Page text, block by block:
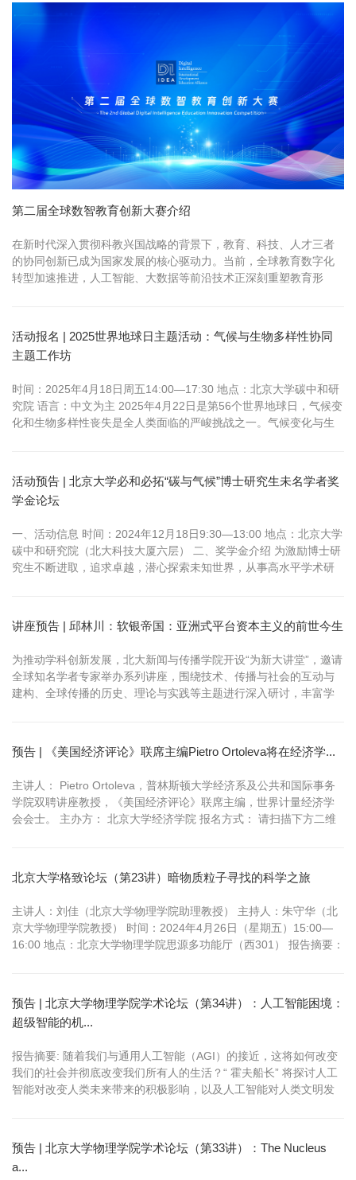
月31日，短视频评奖和展播 二、征集内容 作品内容应聚焦民间投融
资中介、养...
第二届全球数智教育创新大赛介绍
在新时代深入贯彻科教兴国战略的背景下，教育、科技、人才三者
的协同创新已成为国家发展的核心驱动力。当前，全球教育数字化
转型加速推进，人工智能、大数据等前沿技术正深刻重塑教育形
活动报名 | 2025世界地球日主题活动：气候与生物多样性协同
主题工作坊
时间：2025年4月18日周五14:00—17:30 地点：北京大学碳中和研
究院 语言：中文为主 2025年4月22日是第56个世界地球日，气候变
化和生物多样性丧失是全人类面临的严峻挑战之一。气候变化与生
中心 （FECO）联合北京大学碳中和研究院气候未来全球创新...
活动预告 | 北京大学必和必拓“碳与气候”博士研究生未名学者奖
学金论坛
一、活动信息 时间：2024年12月18日9:30—13:00 地点：北京大学
碳中和研究院（北大科技大厦六层） 二、奖学金介绍 为激励博士研
究生不断进取，追求卓越，潜心探索未知世界，从事高水平学术研
张海滨， 北京大学碳中和研究院副院长、北京大学国际关系...
讲座预告 | 邱林川：软银帝国：亚洲式平台资本主义的前世今生
为推动学科创新发展，北大新闻与传播学院开设“为新大讲堂”，邀请
全球知名学者专家举办系列讲座，围绕技术、传播与社会的互动与
建构、全球传播的历史、理论与实践等主题进行深入研讨，丰富学
媒体技术讲座教授，国际传播学会（ICA）会士，曾担任国际中华传
播学会（ICCA）前...
预告 | 《美国经济评论》联席主编Pietro Ortoleva将在经济学...
主讲人： Pietro Ortoleva，普林斯顿大学经济系及公共和国际事务
学院双聘讲座教授，《美国经济评论》联席主编，世界计量经济学
会会士。 主办方： 北京大学经济学院 报名方式： 请扫描下方二维
过度自信） 时间：...
北京大学格致论坛（第23讲）暗物质粒子寻找的科学之旅
主讲人：刘佳（北京大学物理学院助理教授） 主持人：朱守华（北
京大学物理学院教授） 时间：2024年4月26日（星期五）15:00—
16:00 地点：北京大学物理学院思源多功能厅（西301） 报告摘要：
的新粒子。解决暗物质之谜可能会伴随着新粒子和新相互作用的发...
预告 | 北京大学物理学院学术论坛（第34讲）：人工智能困境：
超级智能的机...
报告摘要: 随着我们与通用人工智能（AGI）的接近，这将如何改变
我们的社会并彻底改变我们所有人的生活？“ 霍夫船长” 将探讨人工
智能对改变人类未来带来的积极影响，以及人工智能对人类文明发
程学士学位，之后在南加州大学的电影电视制作专业获得硕士学位...
预告 | 北京大学物理学院学术论坛（第33讲）：The Nucleus
a...